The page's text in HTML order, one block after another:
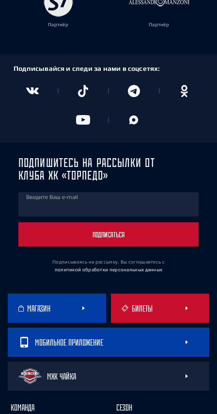
Партнёр Партнёр
Подписывайся и следи за нами в соцсетях:
ПОДПИШИТЕСЬ НА РАССЫЛКИ ОТ
КЛУБА ХК «ТОРПЕДО»
Введите Ваш e-mail
ПОДПИСАТЬСЯ
Подписываясь на рассылку, Вы соглашаетесь с
политикой обработки персональных данных
МАГАЗИН БИЛЕТЫ
МОБИЛЬНОЕ ПРИЛОЖЕНИЕ
МХК ЧАЙКА
КОМАНДА СЕЗОН